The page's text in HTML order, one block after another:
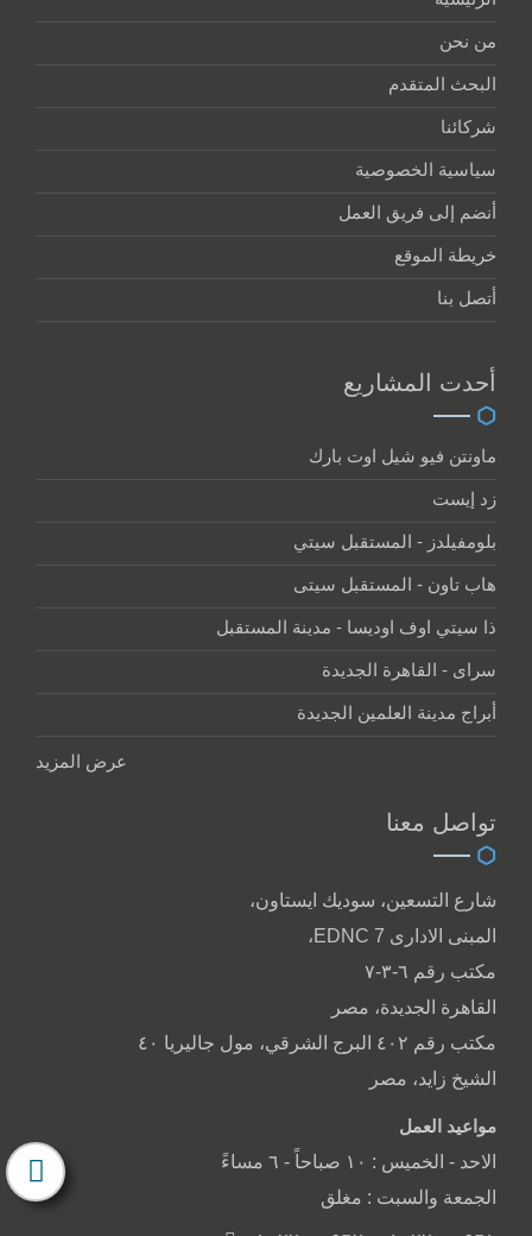
من نحن
البحث المتقدم
شركائنا
سياسية الخصوصية
أنضم إلى فريق العمل
خريطة الموقع
أتصل بنا
أحدت المشاريع
ماونتن فيو شيل اوت بارك
زد إيست
بلومفيلدز - المستقبل سيتي
هاب تاون - المستقبل سيتى
ذا سيتي اوف اوديسا - مدينة المستقبل
سراى - القاهرة الجديدة
أبراج مدينة العلمين الجديدة
عرض المزيد
تواصل معنا
شارع التسعين، سوديك ايستاون،
المبنى الادارى EDNC 7،
مكتب رقم ٦-٣-٧
القاهرة الجديدة، مصر
مكتب رقم ٤٠٢ البرج الشرقي، مول جاليريا ٤٠
الشيخ زايد، مصر
مواعيد العمل
الاحد - الخميس : ١٠ صباحاً - ٦ مساءً
الجمعة والسبت : مغلق